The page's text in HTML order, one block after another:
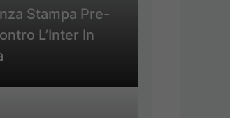
Stampa Pre-
L’Inter In